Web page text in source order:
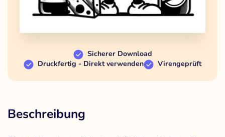
Sicherer Download
Druckfertig - Direkt verwenden
Virengeprüft
Beschreibung